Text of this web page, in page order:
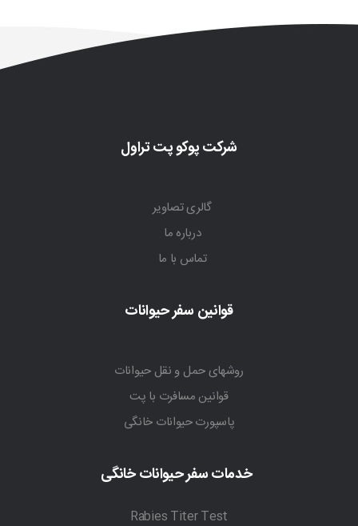
شرکت پوکو پت تراول
گالری تصاویر
درباره ما
تماس با ما
قوانین سفر حیوانات
روشهای حمل و نقل حیوانات
قوانین مسافرت با پت
پاسپورت حیوانات خانگی
خدمات سفر حیوانات خانگی
Rabies Titer Test